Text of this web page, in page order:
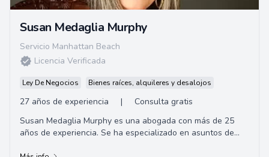
Susan Medaglia Murphy
Servicio Manhattan Beach
Licencia Verificada
Ley De Negocios Bienes raíces, alquileres y desalojos
27 años de experiencia |
Consulta gratis
Susan Medaglia Murphy es una abogada con más de 25
años de experiencia. Se ha especializado en asuntos de